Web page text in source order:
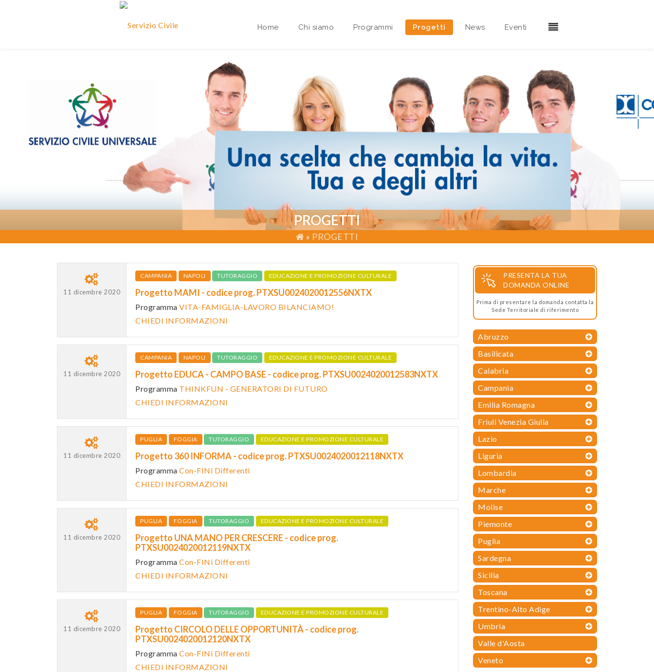
Home Chi siamo
Area riservata Sedi Territoriali
Programmi Progetti News Eventi
PROGETTI
» PROGETTI
11 dicembre 2020
CAMPANIA NAPOLI TUTORAGGIO EDUCAZIONE E PROMOZIONE CULTURALE
Progetto MAMI - codice prog. PTXSU0024020012556NXTX
Programma VITA-FAMIGLIA-LAVORO BILANCIAMO!
CHIEDI INFORMAZIONI
11 dicembre 2020
CAMPANIA NAPOLI TUTORAGGIO EDUCAZIONE E PROMOZIONE CULTURALE
Progetto EDUCA - CAMPO BASE - codice prog. PTXSU0024020012583NXTX
Programma THINKFUN - GENERATORI DI FUTURO
CHIEDI INFORMAZIONI
11 dicembre 2020
PUGLIA FOGGIA TUTORAGGIO EDUCAZIONE E PROMOZIONE CULTURALE
Progetto 360 INFORMA - codice prog. PTXSU0024020012118NXTX
Programma Con-FINi Differenti
CHIEDI INFORMAZIONI
11 dicembre 2020
PUGLIA FOGGIA TUTORAGGIO EDUCAZIONE E PROMOZIONE CULTURALE
Progetto UNA MANO PER CRESCERE - codice prog.
PTXSU0024020012119NXTX
Programma Con-FINi Differenti
CHIEDI INFORMAZIONI
11 dicembre 2020
PUGLIA FOGGIA TUTORAGGIO EDUCAZIONE E PROMOZIONE CULTURALE
Progetto CIRCOLO DELLE OPPORTUNITÀ - codice prog.
PTXSU0024020012120NXTX
Programma Con-FINi Differenti
CHIEDI INFORMAZIONI
PRESENTA LA TUA
DOMANDA ONLINE
Prima di presentare la domanda contatta la
Sede Territoriale di riferimento
Abruzzo
Basilicata
Calabria
Campania
Emilia Romagna
Friuli Venezia Giulia
Lazio
Liguria
Lombardia
Marche
Molise
Piemonte
Puglia
Sardegna
Sicilia
Toscana
Trentino-Alto Adige
Umbria
Valle d'Aosta
Veneto